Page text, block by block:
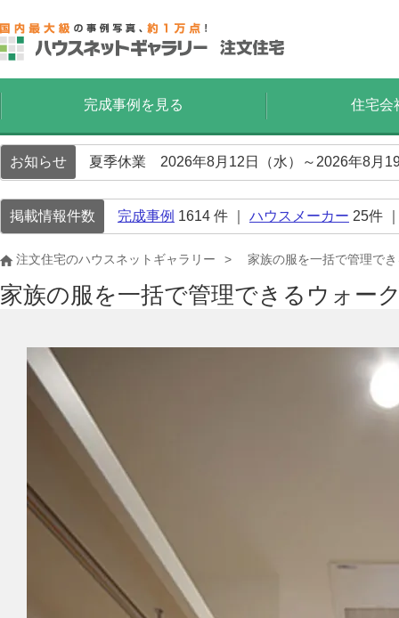
完成事例を見る 住宅会
お知らせ 夏季休業 2026年8月12日（水）～2026年8月
掲載情報件数 完成事例 1614 件 ｜ ハウスメーカー 25件
注文住宅のハウスネットギャラリー 家族の服を一括で管理で
家族の服を一括で管理できるウォー